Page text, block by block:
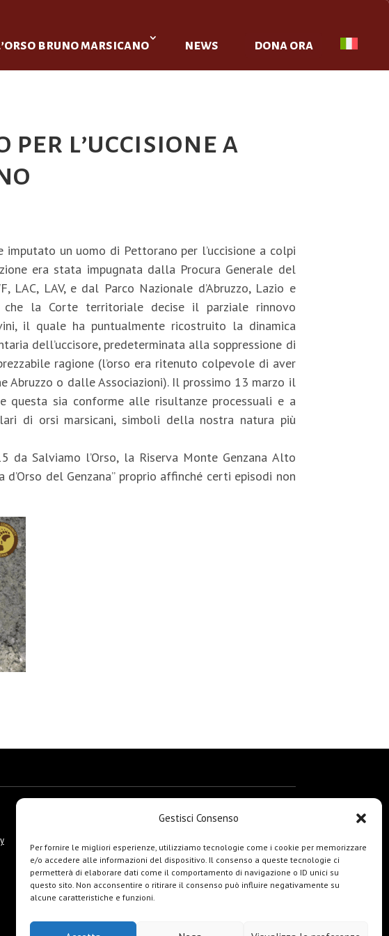
Gestisci Consenso
Per fornire le migliori esperienze, utilizziamo tecnologie come i cookie per memorizzare
e/o accedere alle informazioni del dispositivo. Il consenso a queste tecnologie ci
permetterà di elaborare dati come il comportamento di navigazione o ID unici su
questo sito. Non acconsentire o ritirare il consenso può influire negativamente su
alcune caratteristiche e funzioni.
bruno marsicano news dona ora
per l’uccisione a
imputato un uomo di Pettorano per l’uccisione a colpi
era stata impugnata dalla Procura Generale del
LAV, e dal Parco Nazionale d’Abruzzo, Lazio e
la Corte territoriale decise il parziale rinnovo
il quale ha puntualmente ricostruito la dinamica
dell’uccisore, predeterminata alla soppressione di
ragione (l’orso era ritenuto colpevole di aver
Abruzzo o dalle Associazioni). Il prossimo 13 marzo il
questa sia conforme alle risultanze processuali e a
di orsi marsicani, simboli della nostra natura più
Salviamo l’Orso, la Riserva Monte Genzana Alto
del Genzana” proprio affinché certi episodi non